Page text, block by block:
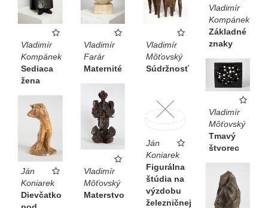
Vladimír
Kompánek
Sediaca
žena
Vladimír
Farár
Maternité
Vladimír
Môťovský
Súdržnosť
Vladimír
Kompánek
Základné
znaky
Vladimír
Môťovský
Tmavý
štvorec
Vladimír
Môťovský
Materstvo
Ján
Koniarek
Figurálna
štúdia na
výzdobu
železničnej
Ján
Koniarek
Dievčatko